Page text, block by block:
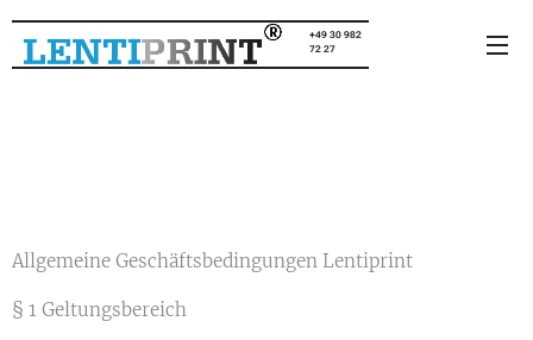
+49 30 982
72 27
Allgemeine Geschäftsbedingungen Lentiprint
§ 1 Geltungsbereich